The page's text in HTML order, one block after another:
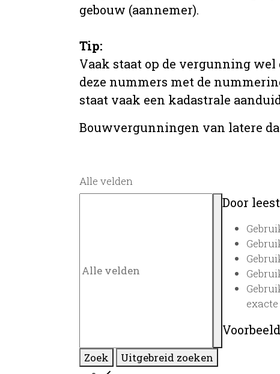
gebouw (aannemer).
Tip:
Vaak staat op de vergunning
deze nummers met de
staat vaak een kadastrale
Bouwvergunningen van latere
Alle velden
Door
Zoek Uitgebreid zoeken